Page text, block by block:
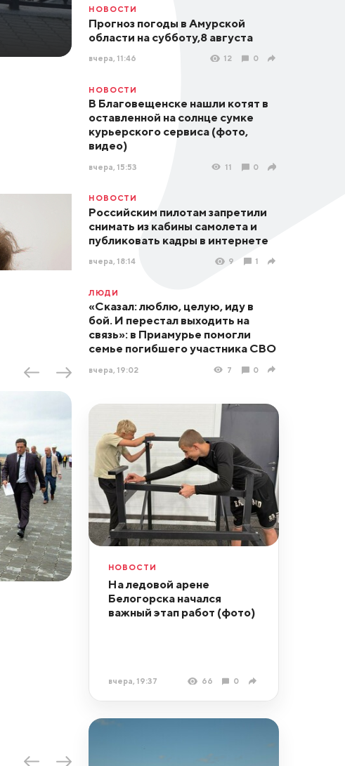
НОВОСТИ
Прогноз погоды в Амурской
области на субботу,8 августа
вчера, 11:46 12 0
НОВОСТИ
В Благовещенске нашли котят в
оставленной на солнце сумке
курьерского сервиса (фото,
видео)
вчера, 15:53 11 0
НОВОСТИ
Российским пилотам запретили
снимать из кабины самолета и
публиковать кадры в интернете
вчера, 18:14 9 1
ЛЮДИ
«Сказал: люблю, целую, иду в
бой. И перестал выходить на
связь»: в Приамурье помогли
семье погибшего участника СВО
вчера, 19:02 7 0
НОВОСТИ
На ледовой арене
Белогорска начался
важный этап работ (фото)
вчера, 19:37 66 0